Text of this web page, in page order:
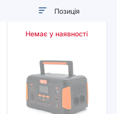
Сортувати
порядку
Немає у наявності